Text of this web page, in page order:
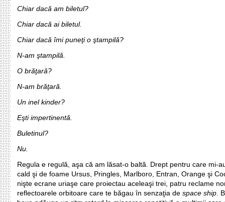
Chiar dacă am biletul?
Chiar dacă ai biletul.
Chiar dacă îmi puneţi o ştampilă?
N-am ştampilă.
O brăţară?
N-am brăţară.
Un inel kinder?
Eşti impertinentă.
Buletinul?
Nu.
Regula e regulă, aşa că am lăsat-o baltă. Drept pentru care mi-
cald şi de foame Ursus, Pringles, Marlboro, Entran, Orange şi
nişte ecrane uriaşe care proiectau aceleaşi trei, patru reclame
reflectoarele orbitoare care te băgau în senzaţia de space ship .